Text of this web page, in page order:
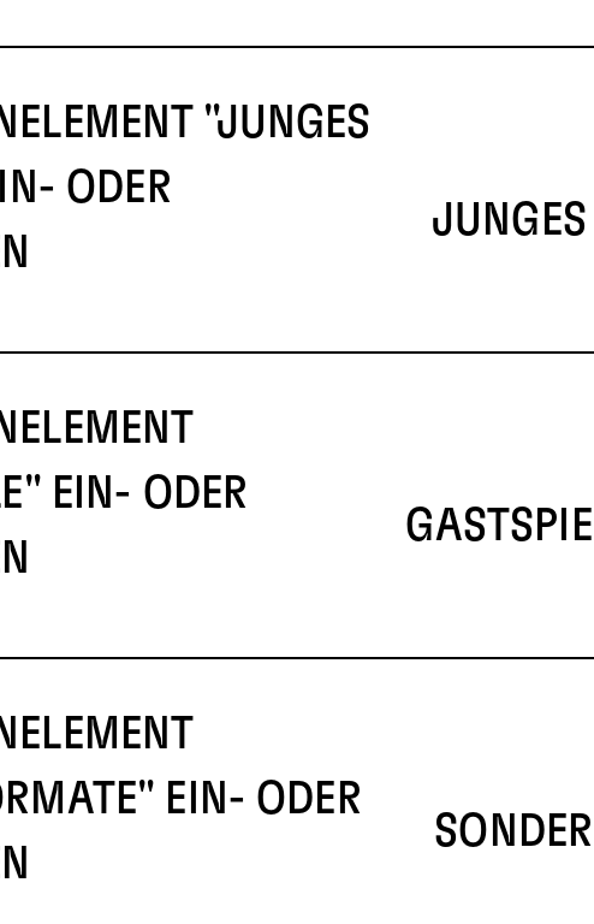
JUNGES
"JUNGES
ODER
EIN- ODER
EIN- ODER